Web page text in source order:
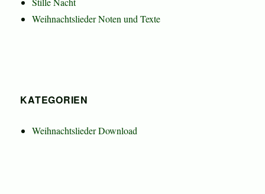
Weihnachtslieder Noten und Texte
KATEGORIEN
Weihnachtslieder Download